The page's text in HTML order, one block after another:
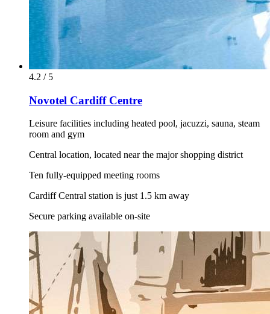
4.2 / 5
Novotel Cardiff Centre
Leisure facilities including heated pool, jacuzzi, sauna, steam
room and gym
Central location, located near the major shopping district
Ten fully-equipped meeting rooms
Cardiff Central station is just 1.5 km away
Secure parking available on-site